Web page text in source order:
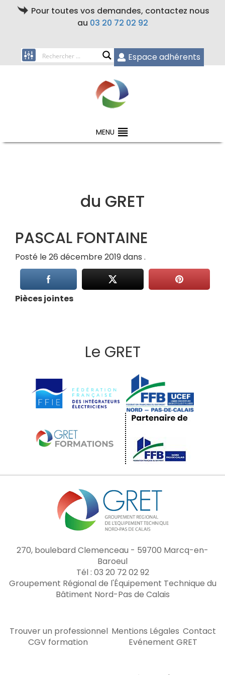
Pour toutes vos demandes, contactez nous
au 03 20 72 02 92
Espace adhérents
MENU
du GRET
PASCAL FONTAINE
Posté le 26 décembre 2019 dans .
Pièces jointes
Le GRET
270, boulebard Clemenceau - 59700 Marcq-en-
Baroeul
Tél : 03 20 72 02 92
Groupement Régional de l'Équipement Technique du
Bâtiment Nord-Pas de Calais
Trouver un professionnel Mentions Légales Contact
CGV formation
Evénement GRET